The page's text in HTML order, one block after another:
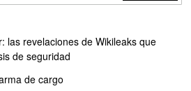
las revelaciones de Wikileaks que
de seguridad
de cargo